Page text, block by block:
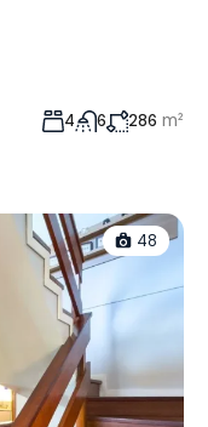
4 6 286 m²
48